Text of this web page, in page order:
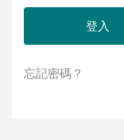
忘記密碼？